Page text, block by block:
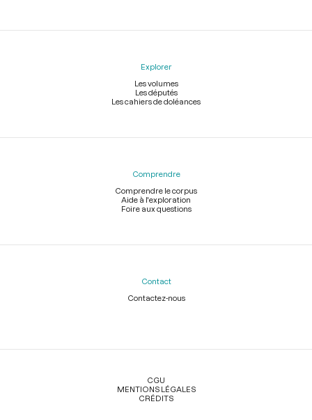
Explorer
Les volumes
Les députés
Les cahiers de doléances
Comprendre
Comprendre le corpus
Aide à l'exploration
Foire aux questions
Contact
Contactez-nous
Légal
CGU
MENTIONS LÉGALES
CRÉDITS